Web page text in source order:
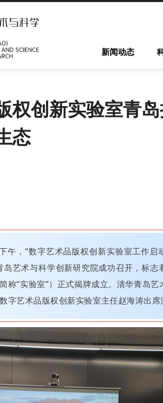
导
新闻动态
权创新实验室青岛
态
午，“数字艺术品版权创新实验室工作启
岛艺术与科学创新研究院成功召开，标志
称“实验室”）正式揭牌成立。清华青岛艺
字艺术品版权创新实验室主任赵海涛出席